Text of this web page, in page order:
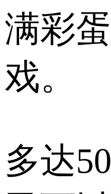
满彩
戏。
多达